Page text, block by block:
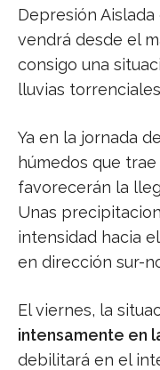
Depresión
vendrá desde el
consigo una
lluvias
Ya en la jornada
húmedos que
favorecerán la
Unas
intensidad hacia
en dirección sur-
El viernes, la
intensamente en
debilitará en el